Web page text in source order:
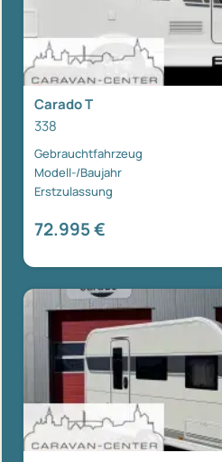
Carado T
338
Gebrauchtfahrzeug
Modell-/Baujahr
Erstzulassung
72.995 €